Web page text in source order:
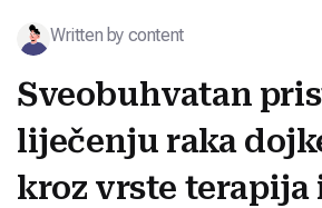
Written by content
Sveobuhvatan
liječenju raka
kroz vrste terapija